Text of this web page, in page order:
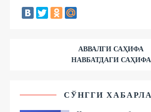
АВВАЛГИ САҲИФА
НАВБАТДАГИ САҲИФА
СЎНГГИ